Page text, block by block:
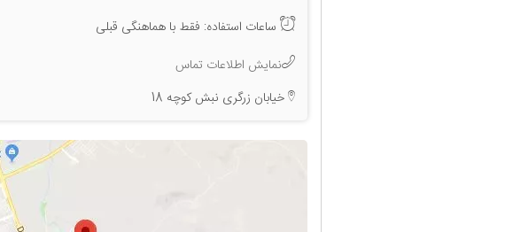
ساعات استفاده: فقط با هماهنگی قبلی
نمایش اطلاعات تماس
خیابان زرگری نبش کوچه 18